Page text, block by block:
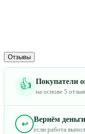
Отзывы
👍 Покупатели
на основе 5
↩
Вернём деньги
если работа